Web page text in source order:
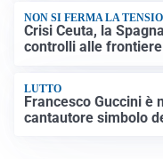
NON SI FERMA LA
Crisi Ceuta, la
controlli alle
LUTTO
Francesco Guccini è
cantautore simbolo